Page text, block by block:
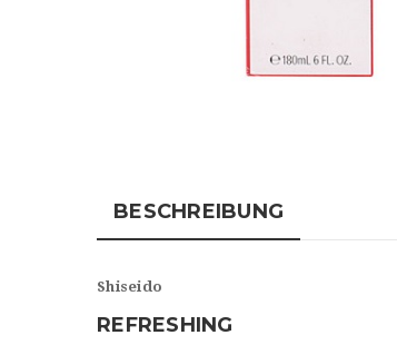
BESCHREIBUNG
Shiseido
REFRESHING